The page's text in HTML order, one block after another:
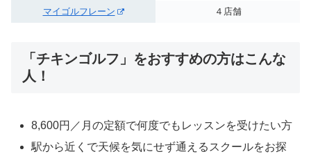
マイゴルフレーン ４店舗
「チキンゴルフ」をおすすめの方はこんな
人！
8,600円／月の定額で何度でもレッスンを受けたい方
駅から近くで天候を気にせず通えるスクールをお探